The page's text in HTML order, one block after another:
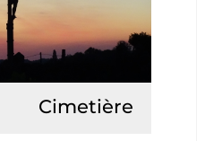
Cimetière